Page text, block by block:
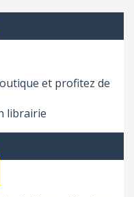
et profitez de
librairie